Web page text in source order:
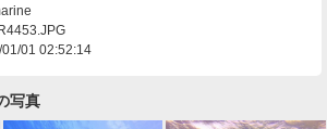
01 02:52:14
写真